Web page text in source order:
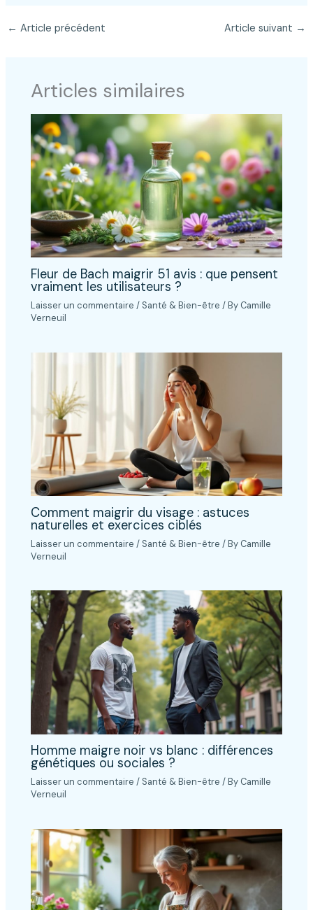
← Article précédent Article suivant →
Articles similaires
Fleur de Bach maigrir 51 avis : que pensent
vraiment les utilisateurs ?
Laisser un commentaire / Santé & Bien-être / By Camille
Verneuil
Comment maigrir du visage : astuces
naturelles et exercices ciblés
Laisser un commentaire / Santé & Bien-être / By Camille
Verneuil
Homme maigre noir vs blanc : différences
génétiques ou sociales ?
Laisser un commentaire / Santé & Bien-être / By Camille
Verneuil